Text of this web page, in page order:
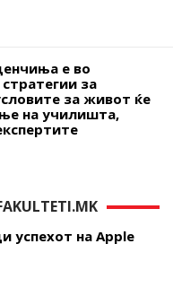
е во
за
за живот ќе
на училишта,
успехот на Apple